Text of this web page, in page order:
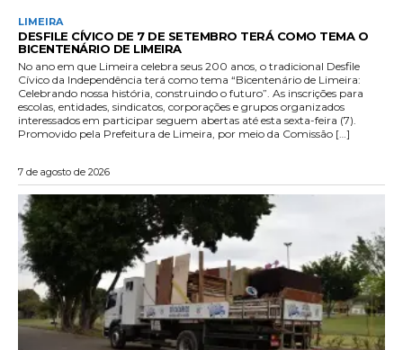
LIMEIRA
DESFILE CÍVICO DE 7 DE SETEMBRO TERÁ COMO TEMA O
BICENTENÁRIO DE LIMEIRA
No ano em que Limeira celebra seus 200 anos, o tradicional Desfile
Cívico da Independência terá como tema “Bicentenário de Limeira:
Celebrando nossa história, construindo o futuro”. As inscrições para
escolas, entidades, sindicatos, corporações e grupos organizados
interessados em participar seguem abertas até esta sexta-feira (7).
Promovido pela Prefeitura de Limeira, por meio da Comissão […]
7 de agosto de 2026